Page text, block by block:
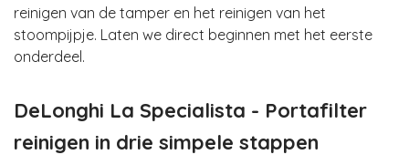
reinigen van de tamper en het reinigen van het
stoompijpje. Laten we direct beginnen met het eerste
onderdeel.
DeLonghi La Specialista - Portafilter
reinigen in drie simpele stappen